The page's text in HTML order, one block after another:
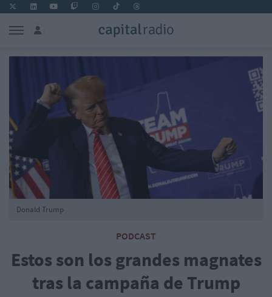
PODCAST
Estos son los grandes magnates
tras la campaña de Trump
Donald Trump